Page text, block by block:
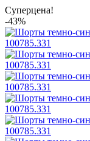
Суперцена!
-43%